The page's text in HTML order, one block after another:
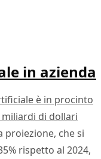
in azienda
è in procinto
di dollari
proiezione, che si
rispetto al 2024,